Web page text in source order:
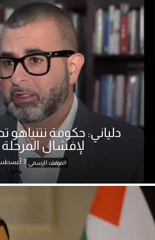
دلياني: حكومة نتنياهو
لإفشال المرحلة
الموقف الرسمي 3 أغسطس، 2026